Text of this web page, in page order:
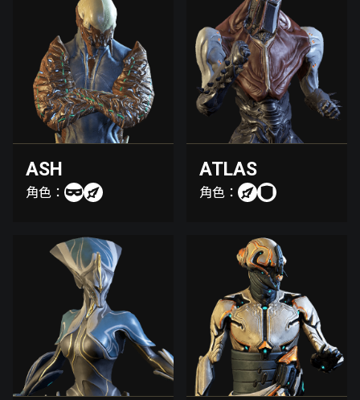
ASH
角色：
ATLAS
角色：